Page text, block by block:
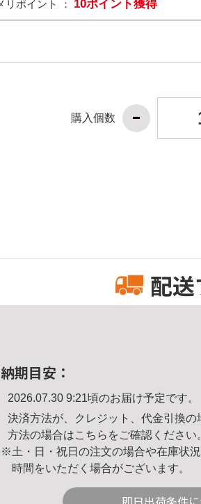
リポイント ： 10ポイント獲得
購入個数
配送
納期目安：
2026.07.30 9:21頃のお届け予定です。
決済方法が、クレジット、代金引換
方法の場合はこちら をご確認ください
※土・日・祝日の注文の場合や在庫状
時間をいただく場合がございます。